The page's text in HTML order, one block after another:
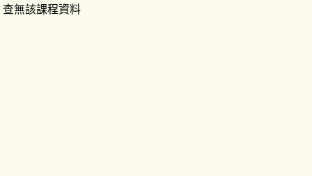
查無該課程資料